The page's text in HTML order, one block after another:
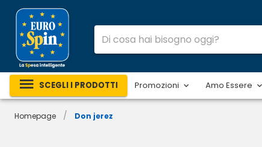
SCEGLI I PRODOTTI Promozioni Amo Essere
Homepage / Don jerez